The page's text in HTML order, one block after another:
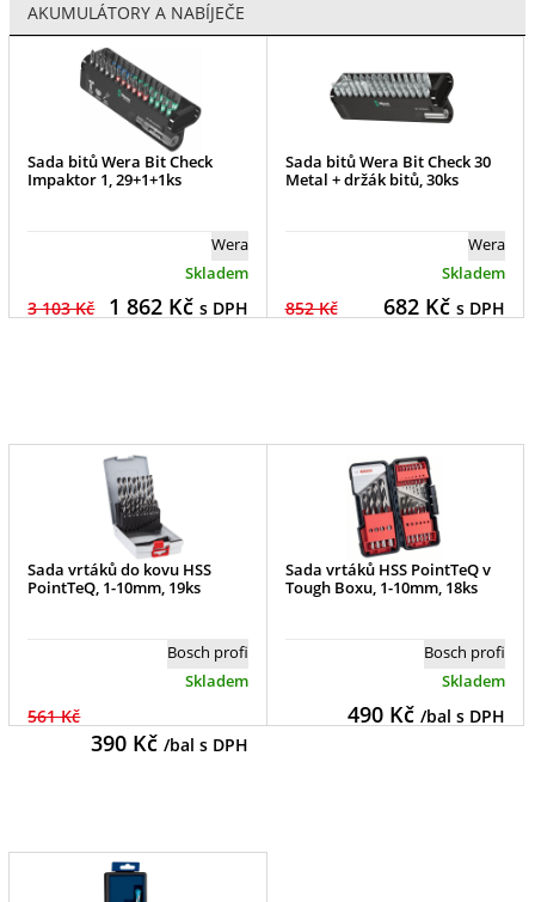
AKUMULÁTORY A NABÍJEČE
Sada bitů Wera Bit Check
Impaktor 1, 29+1+1ks
Wera
Skladem
3 103 Kč 1 862Kč s DPH
Sada bitů Wera Bit Check 30
Metal + držák bitů, 30ks
Wera
Skladem
852 Kč 682Kč s DPH
Sada vrtáků do kovu HSS
PointTeQ, 1-10mm, 19ks
Bosch profi
Skladem
561 Kč
390Kč /bal s DPH
Sada vrtáků HSS PointTeQ v
Tough Boxu, 1-10mm, 18ks
Bosch profi
Skladem
490Kč /bal s DPH